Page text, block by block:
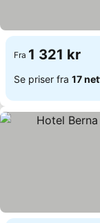
Fra 1 321 kr
Se priser fra 17